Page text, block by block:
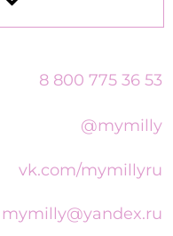
8 800 775 36 53
@mymilly
vk.com/mymillyru
mymilly@yandex.ru